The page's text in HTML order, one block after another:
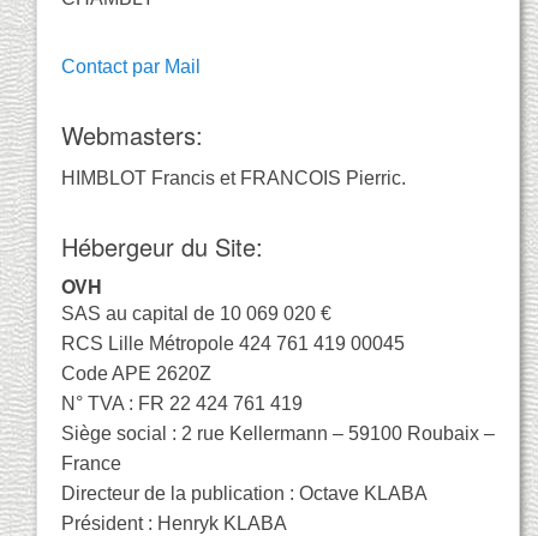
Contact par Mail
Webmasters:
HIMBLOT Francis et FRANCOIS Pierric.
Hébergeur du Site:
OVH
SAS au capital de 10 069 020 €
RCS Lille Métropole 424 761 419 00045
Code APE 2620Z
N° TVA : FR 22 424 761 419
Siège social : 2 rue Kellermann – 59100 Roubaix –
France
Directeur de la publication : Octave KLABA
Président : Henryk KLABA